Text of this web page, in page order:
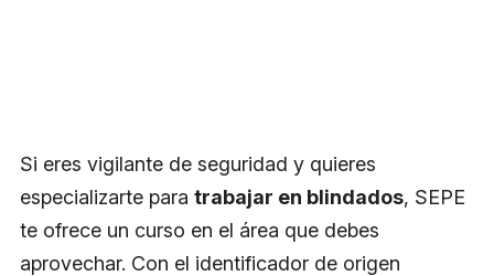
Si eres vigilante de seguridad y quieres
especializarte para trabajar en blindados, SEPE
te ofrece un curso en el área que debes
aprovechar. Con el identificador de origen